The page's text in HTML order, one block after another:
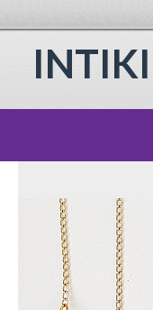
PRODUCTOS
CÓMO COMPRAR
CONTACTO
PRIVACIDAD